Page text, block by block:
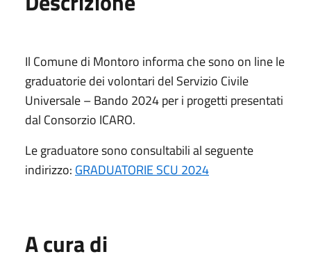
Il Comune di Montoro informa che sono on line le
graduatorie dei volontari del Servizio Civile
Universale – Bando 2024 per i progetti presentati
dal Consorzio ICARO.
Le graduatore sono consultabili al seguente
indirizzo: GRADUATORIE SCU 2024
A cura di